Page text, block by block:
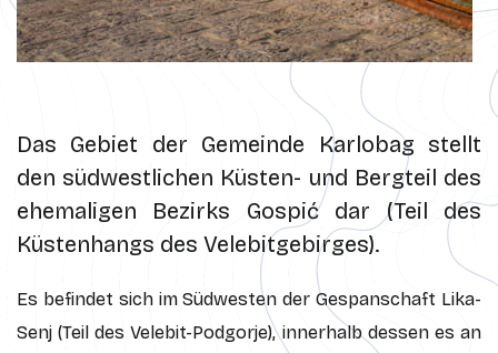
Das Gebiet der Gemeinde Karlobag stellt
den südwestlichen Küsten- und Bergteil des
ehemaligen Bezirks Gospić dar (Teil des
Küstenhangs des Velebitgebirges).
Es befindet sich im Südwesten der Gespanschaft Lika-
Senj (Teil des Velebit-Podgorje), innerhalb dessen es an